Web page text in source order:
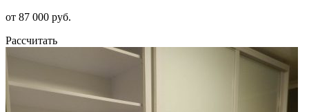
от 87 000 руб.
Рассчитать